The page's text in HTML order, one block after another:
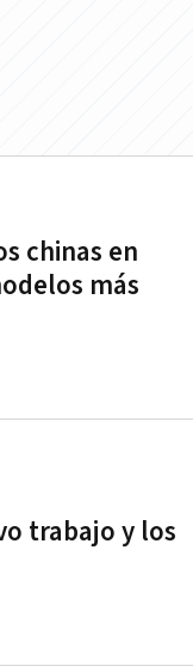
chinas en
más
trabajo y los